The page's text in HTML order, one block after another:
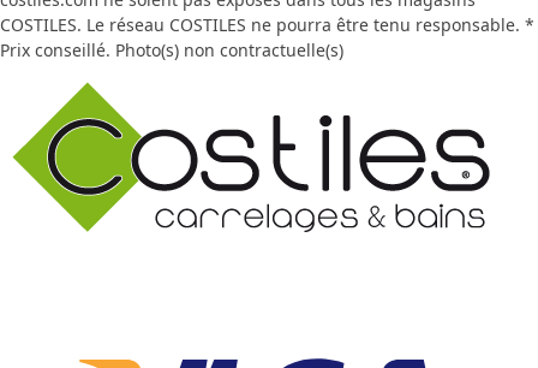
COSTILES. Le réseau COSTILES ne pourra être tenu responsable. *
Prix conseillé. Photo(s) non contractuelle(s)